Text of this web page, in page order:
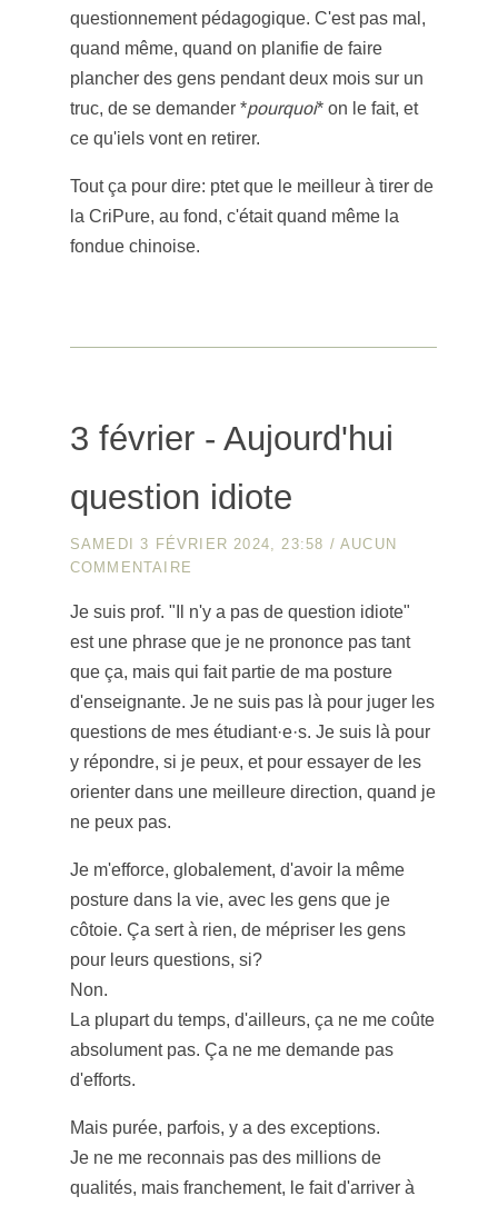
questionnement pédagogique. C'est pas mal,
quand même, quand on planifie de faire
plancher des gens pendant deux mois sur un
truc, de se demander *pourquoi* on le fait, et
ce qu'iels vont en retirer.
Tout ça pour dire: ptet que le meilleur à tirer de
la CriPure, au fond, c'était quand même la
fondue chinoise.
3 février - Aujourd'hui
question idiote
SAMEDI 3 FÉVRIER 2024, 23:58 / AUCUN
COMMENTAIRE
Je suis prof. "Il n'y a pas de question idiote"
est une phrase que je ne prononce pas tant
que ça, mais qui fait partie de ma posture
d'enseignante. Je ne suis pas là pour juger les
questions de mes étudiant·e·s. Je suis là pour
y répondre, si je peux, et pour essayer de les
orienter dans une meilleure direction, quand je
ne peux pas.
Je m'efforce, globalement, d'avoir la même
posture dans la vie, avec les gens que je
côtoie. Ça sert à rien, de mépriser les gens
pour leurs questions, si?
Non.
La plupart du temps, d'ailleurs, ça ne me coûte
absolument pas. Ça ne me demande pas
d'efforts.
Mais purée, parfois, y a des exceptions.
Je ne me reconnais pas des millions de
qualités, mais franchement, le fait d'arriver à